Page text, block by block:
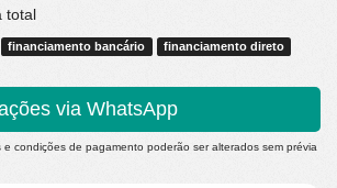
total
financiamento bancário financiamento direto
via WhatsApp
condições de pagamento poderão ser alterados sem prévia